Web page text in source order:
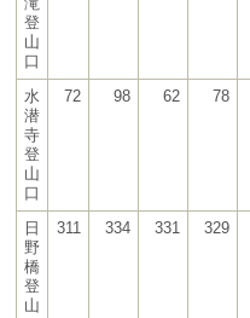
登
山
口
水
潜
寺
登
山
口
72 98 62 78
日
野
橋
登
山
311 334 331 329